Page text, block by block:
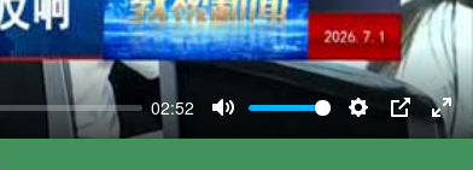
02:52
Mute Settings
PIP